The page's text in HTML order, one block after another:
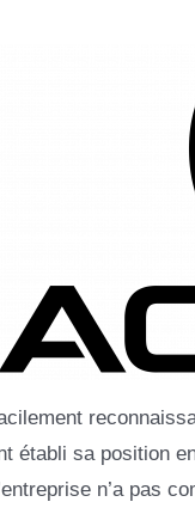
établi sa position
n’a pas